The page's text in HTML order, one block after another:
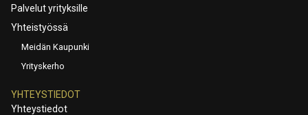
Palvelut yrityksille
Yhteistyössä
Meidän Kaupunki
Yrityskerho
YHTEYSTIEDOT
Yhteystiedot